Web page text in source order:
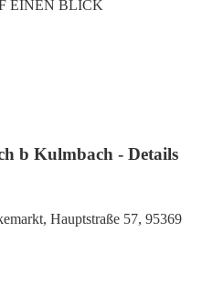
EINEN BLICK
b Kulmbach - Details
Hauptstraße 57, 95369